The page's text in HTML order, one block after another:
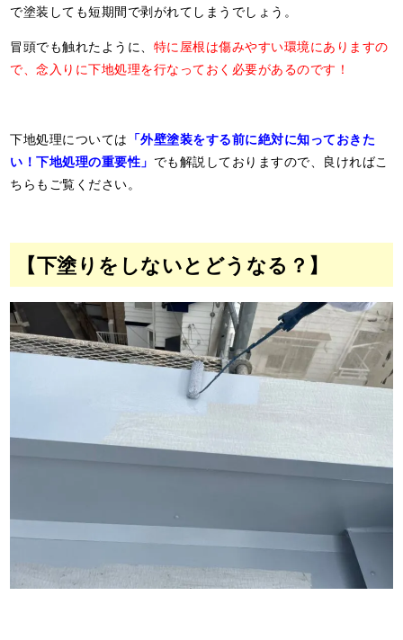
で塗装しても短期間で剥がれてしまうでしょう。
冒頭でも触れたように、 特に屋根は傷みやすい環境にありますの
で、念入りに下地処理を行なっておく必要があるのです！
下地処理については 「外壁塗装をする前に絶対に知っておきた
い！下地処理の重要性」 でも解説しておりますので、良ければこ
ちらもご覧ください。
【下塗りをしないとどうなる？】